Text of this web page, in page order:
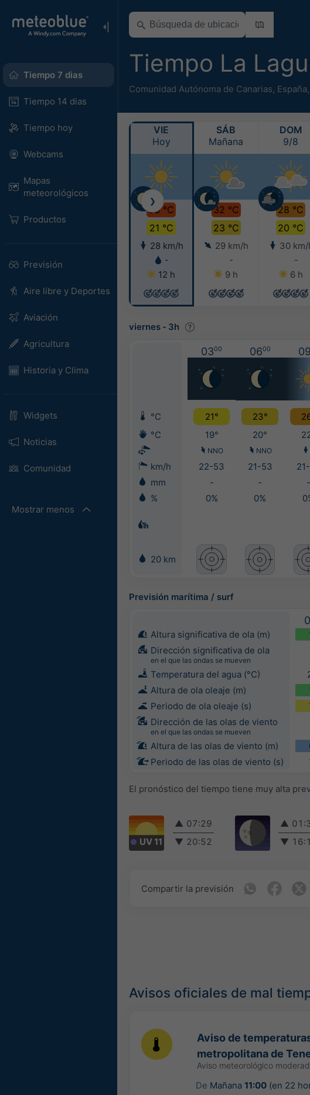
Tiempo 7 dias
Tiempo 14 dias
Tiempo hoy
Webcams
Mapas
meteorológicos
Productos
Previsión
Aire libre y Deportes
Aviación
Agricultura
Historia y Clima
Widgets
Noticias
Comunidad
Mostrar menos
Tiempo La
Comunidad Autónoma de Canarias, España,
VIE
Hoy
33 °C
21 °C
28 km/h
-
12 h
SÁB
Mañana
32 °C
23 °C
29 km/h
-
9 h
DOM
9/8
28 °C
20 °C
30 km/
-
6 h
❯
viernes - 3h
0300 0600 09
°C 21° 23°
°C
19° 20°
NNO NNO
km/h 22-53 21-53
mm
- - -
%
0% 0%
20 km
Previsión marítima / surf
Altura significativa de ola (m)
Dirección significativa de ola
en el que las ondas se mueven
Temperatura del agua (°C)
Altura de ola oleaje (m)
Periodo de ola oleaje (s)
Dirección de las olas de viento
en el que las ondas se mueven
Altura de las olas de viento (m)
Periodo de las olas de viento (s)
El pronóstico del tiempo tiene muy alta
UV 11
▲ 07:29
▼ 20:52
▲
▼
Compartir la previsión
Avisos oficiales de mal
Aviso de
metropolitana de
Aviso meteorológico
De Mañana 11:00(en 22